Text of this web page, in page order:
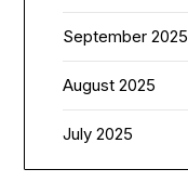
September 2025
August 2025
July 2025